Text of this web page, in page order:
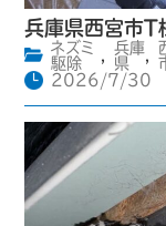
兵庫県西宮市
ネズミ
駆除
兵庫
県
,
2026/7/30